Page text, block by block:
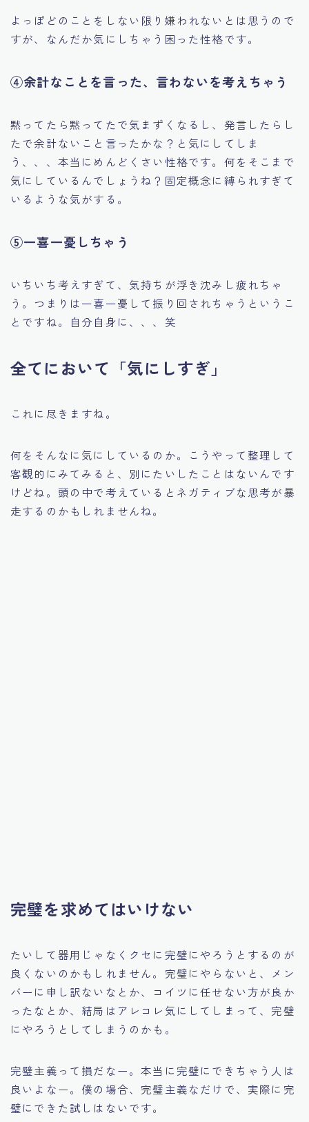
よっぽどのことをしない限り嫌われないとは思うので
すが、なんだか気にしちゃう困った性格です。
④余計なことを言った、言わないを考えちゃう
黙ってたら黙ってたで気まずくなるし、発言したらし
たで余計ないこと言ったかな？と気にしてしま
う、、、本当にめんどくさい性格です。何をそこまで
気にしているんでしょうね？固定概念に縛られすぎて
いるような気がする。
⑤一喜一憂しちゃう
いちいち考えすぎて、気持ちが浮き沈みし疲れちゃ
う。つまりは一喜一憂して振り回されちゃうというこ
とですね。自分自身に、、、笑
全てにおいて「気にしすぎ」
これに尽きますね。
何をそんなに気にしているのか。こうやって整理して
客観的にみてみると、別にたいしたことはないんです
けどね。頭の中で考えているとネガティブな思考が暴
走するのかもしれませんね。
完璧を求めてはいけない
たいして器用じゃなくクセに完璧にやろうとするのが
良くないのかもしれません。完璧にやらないと、メン
バーに申し訳ないなとか、コイツに任せない方が良か
ったなとか、結局はアレコレ気にしてしまって、完璧
にやろうとしてしまうのかも。
完璧主義って損だなー。本当に完璧にできちゃう人は
良いよなー。僕の場合、完璧主義なだけで、実際に完
璧にできた試しはないです。